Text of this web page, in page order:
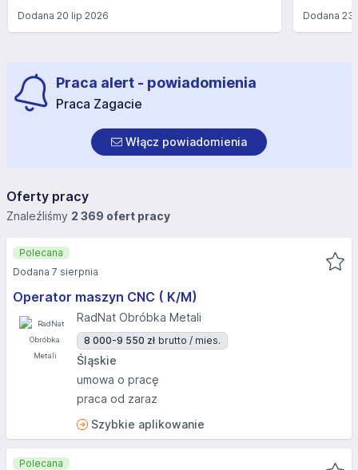
Dodana 20 lip 2026 Dodana23
Praca alert - powiadomienia
Praca Zagacie
Włącz powiadomienia
Oferty pracy
Znaleźliśmy 2 369 ofert pracy
Operator maszyn CNC ( K/M)
RadNat Obróbka Metali
8 000-9 550 zł brutto / mies.
Śląskie
umowa o pracę
praca od zaraz
Szybkie aplikowanie
Polecana
Dodana 7 sierpnia
Polecana